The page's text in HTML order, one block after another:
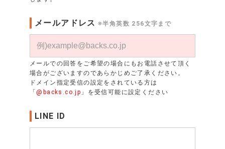
メールアドレス ※半角英数 256文字まで
メールでの回答をご希望の場合にもお電話させて頂く
場合がございますのであらかじめご了承ください。
ドメイン指定受信の設定をされている方は
「@backs.co.jp 」を受信可能に設定ください
LINE ID